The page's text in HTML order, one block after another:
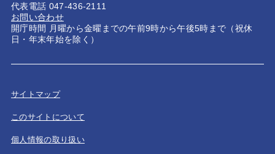
代表電話 047-436-2111
お問い合わせ
開庁時間 月曜から金曜までの午前9時から午後5時まで（祝休
日・年末年始を除く）
サイトマップ
このサイトについて
個人情報の取り扱い